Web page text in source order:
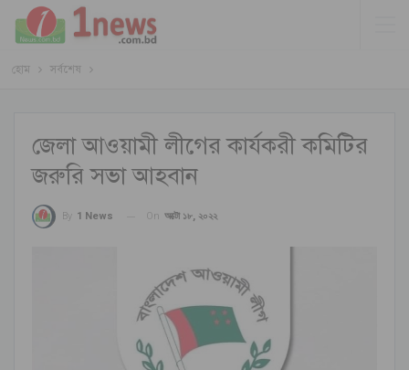
হোম সর্বশেষ
জেলা আওয়ামী লীগের কার্যকরী কমিটির
জরুরি সভা আহবান
By 1 News On অক্টো ১৮, ২০২২